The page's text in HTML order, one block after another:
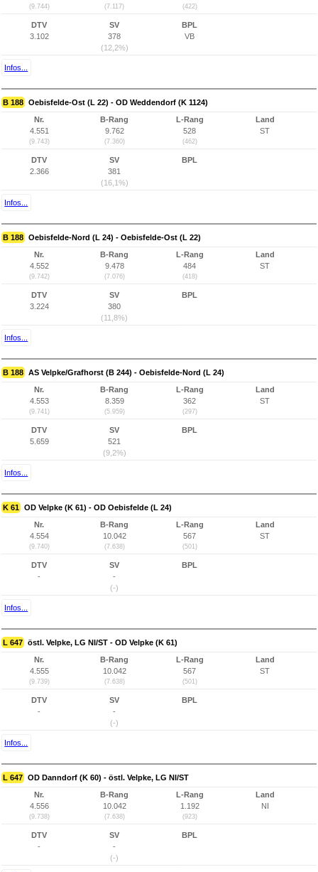
(9.744) (7.117) (422)
DTV
3.102
SV
378
(12,2%)
BPL
VB
Infos...
B 188 Oebisfelde-Ost (L 22) - OD Weddendorf (K 1124)
Nr.
4.551
(9.743)
B-Rang
9.762
(7.360)
L-Rang
528
(462)
Land
ST
DTV
2.366
SV
381
(16,1%)
BPL
Infos...
B 188 Oebisfelde-Nord (L 24) - Oebisfelde-Ost (L 22)
Nr.
4.552
(9.742)
B-Rang
9.478
(7.076)
L-Rang
484
(418)
Land
ST
DTV
3.224
SV
380
(11,8%)
BPL
Infos...
B 188 AS Velpke/Grafhorst (B 244) - Oebisfelde-Nord (L 24)
Nr.
4.553
(9.741)
B-Rang
8.359
(5.959)
L-Rang
362
(297)
Land
ST
DTV
5.659
SV
521
(9,2%)
BPL
Infos...
K 61 OD Velpke (K 61) - OD Oebisfelde (L 24)
Nr.
4.554
(9.740)
B-Rang
10.042
(7.638)
L-Rang
567
(501)
Land
ST
DTV
-
SV
-
(-)
BPL
Infos...
L 647 östl. Velpke, LG NI/ST - OD Velpke (K 61)
Nr.
4.555
(9.739)
B-Rang
10.042
(7.638)
L-Rang
567
(501)
Land
ST
DTV
-
SV
-
(-)
BPL
Infos...
L 647 OD Danndorf (K 60) - östl. Velpke, LG NI/ST
Nr.
4.556
(9.738)
B-Rang
10.042
(7.638)
L-Rang
1.192
(923)
Land
NI
DTV
-
SV
-
(-)
BPL